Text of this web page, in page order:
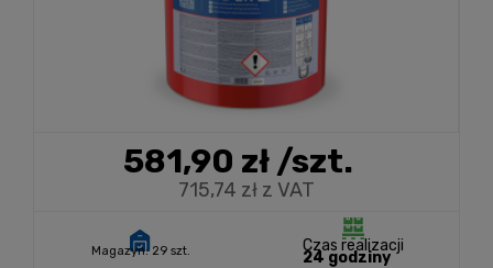
581,90 zł /szt.
715,74 zł z VAT
Magazyn: 29 szt. Czas realizacji
24 godziny